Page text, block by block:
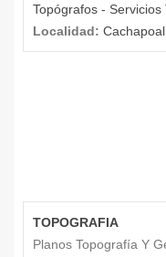
Topógrafos - Servicios
Localidad: Cachapoal
TOPOGRAFIA
Planos Topografía Y